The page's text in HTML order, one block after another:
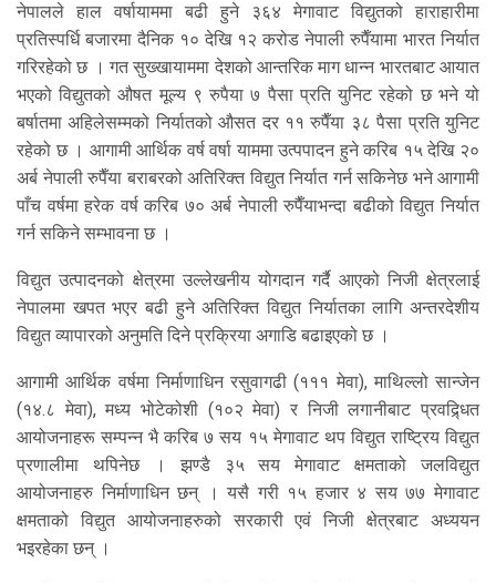
नेपालले हाल वर्षायाममा बढी हुने ३६४ मेगावाट विद्युतको हाराहारीमा
प्रतिस्पर्धि बजारमा दैनिक १० देखि १२ करोड नेपाली रुपैँयामा भारत निर्यात
गरिरहेको छ । गत सुख्खायाममा देशको आन्तरिक माग धान्न भारतबाट आयात
भएको विद्युतको औषत मूल्य ९ रुपैया ७ पैसा प्रति युनिट रहेको छ भने यो
बर्षातमा अहिलेसम्मको निर्यातको औसत दर ११ रुपैँया ३८ पैसा प्रति युनिट
रहेको छ । आगामी आर्थिक वर्ष वर्षा याममा उत्पपादन हुने करिब १५ देखि २०
अर्ब नेपाली रुपैँया बराबरको अतिरिक्त विद्युत निर्यात गर्न सकिनेछ भने आगामी
पाँच वर्षमा हरेक वर्ष करिब ७० अर्ब नेपाली रुपैँयाभन्दा बढीको विद्युत निर्यात
गर्न सकिने सम्भावना छ ।
विद्युत उत्पादनको क्षेत्रमा उल्लेखनीय योगदान गर्दै आएको निजी क्षेत्रलाई
नेपालमा खपत भएर बढी हुने अतिरिक्त विद्युत निर्यातका लागि अन्तरदेशीय
विद्युत व्यापारको अनुमति दिने प्रक्रिया अगाडि बढाइएको छ ।
आगामी आर्थिक वर्षमा निर्माणाधिन रसुवागढी (१११ मेवा), माथिल्लो सान्जेन
(१४.८ मेवा), मध्य भोटेकोशी (१०२ मेवा) र निजी लगानीबाट प्रवद्र्धित
आयोजनाहरू सम्पन्न भै करिब ७ सय १५ मेगावाट थप विद्युत राष्ट्रिय विद्युत
प्रणालीमा थपिनेछ । झण्डै ३५ सय मेगावाट क्षमताको जलविद्युत
आयोजनाहरु निर्माणाधिन छन् । यसै गरी १५ हजार ४ सय ७७ मेगावाट
क्षमताको विद्युत आयोजनाहरुको सरकारी एवं निजी क्षेत्रबाट अध्ययन
भइरहेका छन् ।